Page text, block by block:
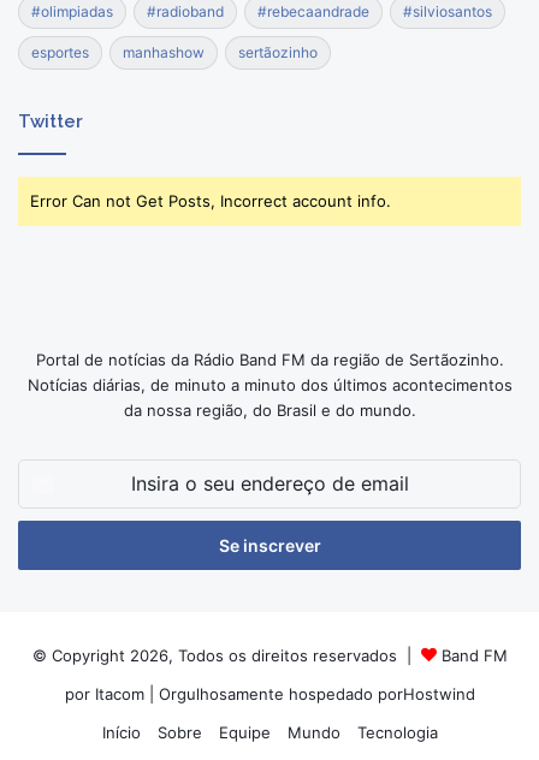
#olimpiadas #radioband #rebecaandrade #silviosantos
esportes manhashow sertãozinho
Twitter
Error Can not Get Posts, Incorrect account info.
Portal de notícias da Rádio Band FM da região de Sertãozinho.
Notícias diárias, de minuto a minuto dos últimos acontecimentos
da nossa região, do Brasil e do mundo.
seu
de
© Copyright 2026, Todos os direitos reservados |
Band FM
por Itacom| Orgulhosamente hospedado porHostwind
Início
Sobre Equipe Mundo Tecnologia